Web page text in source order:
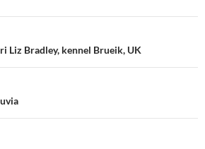
Liz Bradley, kennel Brueik, UK